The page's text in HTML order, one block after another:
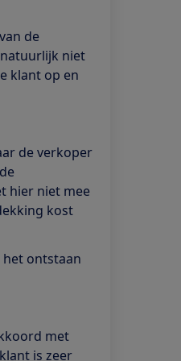
de
niet
klant op en
de verkoper
hier niet mee
kost
ontstaan
met
is zeer